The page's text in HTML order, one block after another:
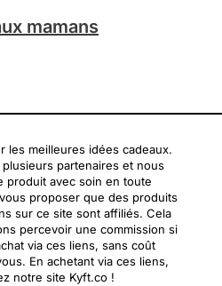
mamans
les meilleures idées cadeaux.
partenaires et nous
produit avec soin en toute
proposer que des produits
sur ce site sont affiliés. Cela
percevoir une commission si
via ces liens, sans coût
En achetant via ces liens,
notre site Kyft.co !